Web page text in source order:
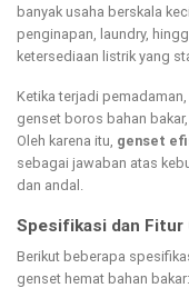
banyak usaha berskala
penginapan, laundry,
ketersediaan listrik yang
Ketika terjadi
genset boros bahan
Oleh karena itu, genset
sebagai jawaban atas
dan andal.
Spesifikasi dan Fitur
Berikut beberapa
genset hemat bahan bakar: